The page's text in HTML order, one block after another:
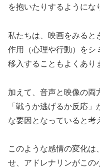
を抱いたりするようにな
私たちは、映画をみると
作用（心理や行動）をシ
移入することもよくあり
加えて、音声と映像の両
「戦うか逃げるか反応
な要因となっていると考
このような感情の変化は
せ、アドレナリンがこの